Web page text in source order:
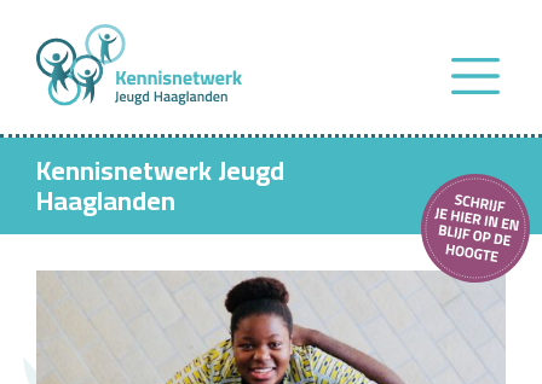
Kennisnetwerk Jeugd
Haaglanden